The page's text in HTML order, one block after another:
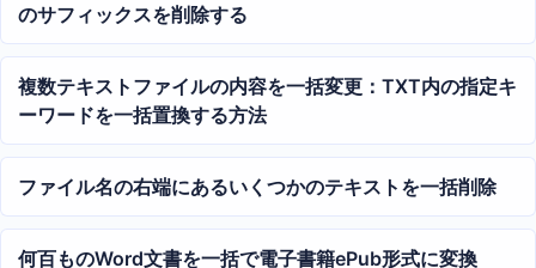
のサフィックスを削除する
複数テキストファイルの内容を一括変更：TXT内の指定キ
ーワードを一括置換する方法
ファイル名の右端にあるいくつかのテキストを一括削除
何百ものWord文書を一括で電子書籍ePub形式に変換